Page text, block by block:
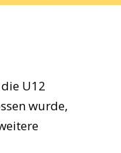
U12
wurde,